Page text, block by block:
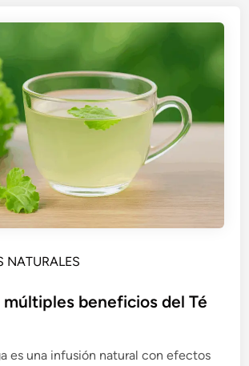
NATURALES
beneficios del Té
es una infusión natural con efectos